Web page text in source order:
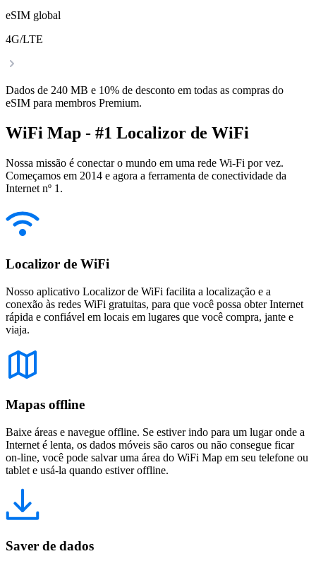
eSIM global
4G/LTE
Dados de 240 MB e 10% de desconto em todas as compras do
eSIM para membros Premium.
WiFi Map - #1 Localizor de WiFi
Nossa missão é conectar o mundo em uma rede Wi-Fi por vez.
Começamos em 2014 e agora a ferramenta de conectividade da
Internet nº 1.
Localizor de WiFi
Nosso aplicativo Localizor de WiFi facilita a localização e a
conexão às redes WiFi gratuitas, para que você possa obter Internet
rápida e confiável em locais em lugares que você compra, jante e
viaja.
Mapas offline
Baixe áreas e navegue offline. Se estiver indo para um lugar onde a
Internet é lenta, os dados móveis são caros ou não consegue ficar
on-line, você pode salvar uma área do WiFi Map em seu telefone ou
tablet e usá-la quando estiver offline.
Saver de dados